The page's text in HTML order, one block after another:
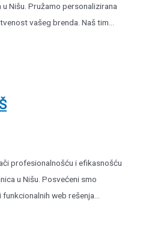
Nišu. Pružamo personalizirana
vašeg brenda. Naš tim...
profesionalnošću i efikasnošću
u Nišu. Posvećeni smo
web rešenja...